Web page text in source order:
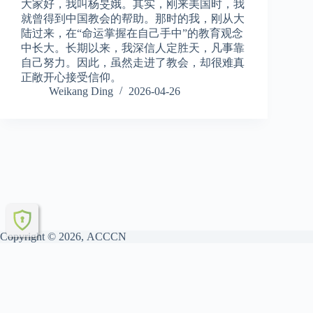
大家好，我叫杨旻娥。其实，刚来美国时，我
就曾得到中国教会的帮助。那时的我，刚从大
陆过来，在“命运掌握在自己手中”的教育观念
中长大。长期以来，我深信人定胜天，凡事靠
自己努力。因此，虽然走进了教会，却很难真
正敞开心接受信仰。
Weikang Ding
2026-04-26
Copyright © 2026, ACCCN